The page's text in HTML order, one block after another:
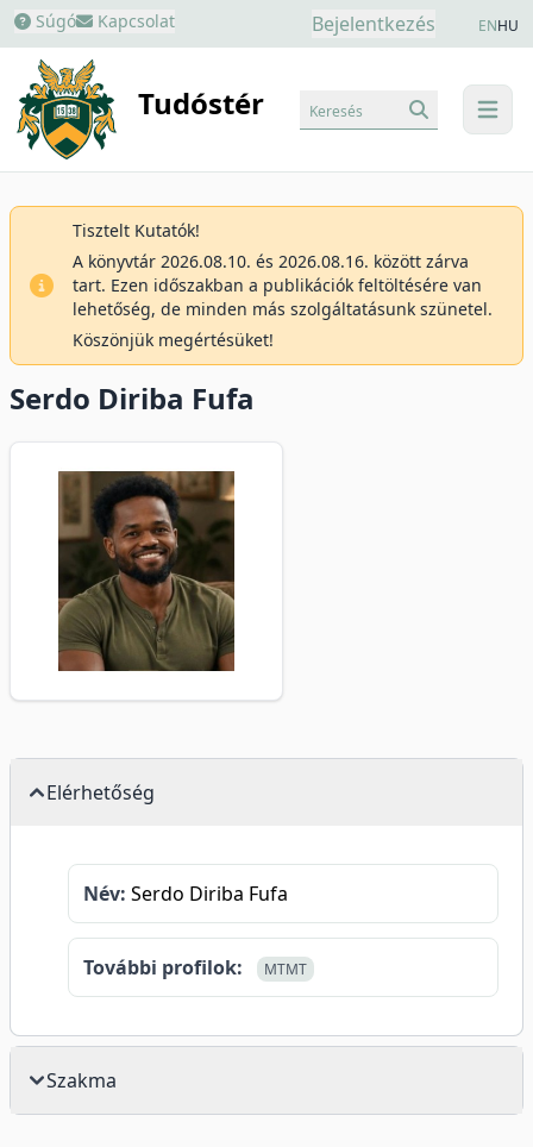
Súgó Kapcsolat Bejelentkezés ENHU
Tudóstér menu
Keresés
Tisztelt Kutatók!
A könyvtár 2026.08.10. és 2026.08.16. között zárva
tart. Ezen időszakban a publikációk feltöltésére van
lehetőség, de minden más szolgáltatásunk szünetel.
Köszönjük megértésüket!
Serdo Diriba Fufa
Elérhetőség
Név: Serdo Diriba Fufa
További profilok: MTMT
Szakma